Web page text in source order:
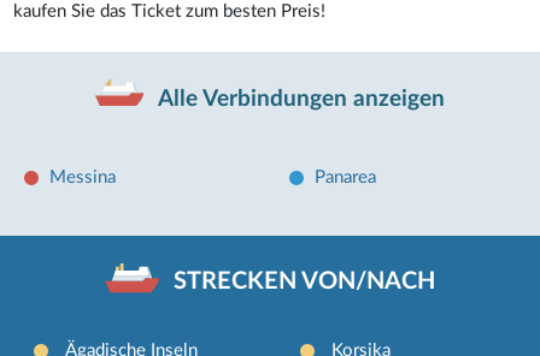
kaufen Sie das Ticket zum besten Preis!
Alle Verbindungen anzeigen
Messina Panarea
STRECKEN VON/NACH
Ägadische Inseln
Korsika